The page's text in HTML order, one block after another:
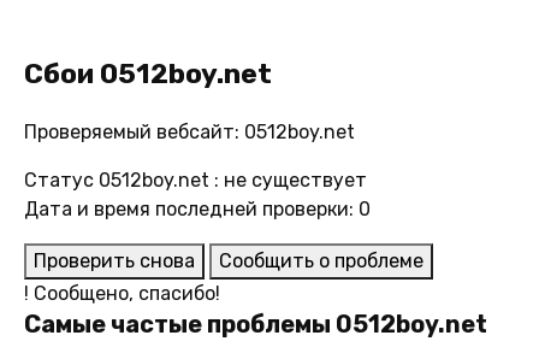
Сбои 0512boy.net
Проверяемый вебсайт: 0512boy.net
Статус 0512boy.net : не существует
Дата и время последней проверки: 0
Проверить снова
Сообщить о проблеме
! Сообщено, спасибо!
Самые частые проблемы 0512boy.net